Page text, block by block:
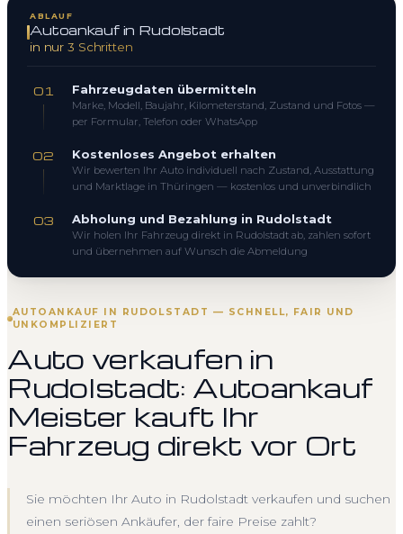
AUTOANKAUF IN RUDOLSTADT — SCHNELL, FAIR UND
UNKOMPLIZIERT
Auto verkaufen in
Rudolstadt: Autoankauf
Meister kauft Ihr
Fahrzeug direkt vor Ort
Sie möchten Ihr Auto in Rudolstadt verkaufen und suchen
einen seriösen Ankäufer, der faire Preise zahlt?
ABLAUF
Autoankauf in Rudolstadt
in nur 3 Schritten
01 Fahrzeugdaten übermitteln
Marke, Modell, Baujahr, Kilometerstand, Zustand und Fotos —
per Formular, Telefon oder WhatsApp
02 Kostenloses Angebot erhalten
Wir bewerten Ihr Auto individuell nach Zustand, Ausstattung
und Marktlage in Thüringen — kostenlos und unverbindlich
03 Abholung und Bezahlung in Rudolstadt
Wir holen Ihr Fahrzeug direkt in Rudolstadt ab, zahlen sofort
und übernehmen auf Wunsch die Abmeldung